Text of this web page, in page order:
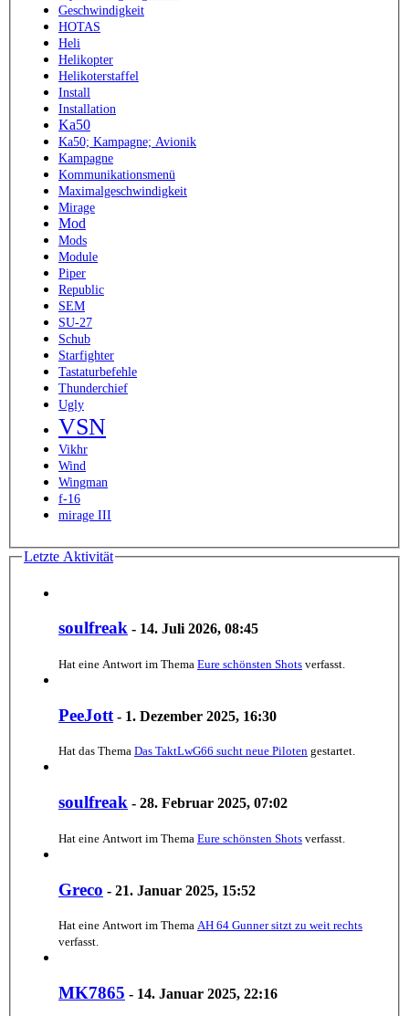
Geschwindigkeit
HOTAS
Heli
Helikopter
Helikoterstaffel
Install
Installation
Ka50
Ka50; Kampagne; Avionik
Kampagne
Kommunikationsmenü
Maximalgeschwindigkeit
Mirage
Mod
Mods
Module
Piper
Republic
SEM
SU-27
Schub
Starfighter
Tastaturbefehle
Thunderchief
Ugly
VSN
Vikhr
Wind
Wingman
f-16
mirage III
Letzte Aktivität
soulfreak - 14. Juli 2026, 08:45
Hat eine Antwort im Thema Eure schönsten Shots verfasst.
PeeJott - 1. Dezember 2025, 16:30
Hat das Thema Das TaktLwG66 sucht neue Piloten gestartet.
soulfreak - 28. Februar 2025, 07:02
Hat eine Antwort im Thema Eure schönsten Shots verfasst.
Greco - 21. Januar 2025, 15:52
Hat eine Antwort im Thema AH 64 Gunner sitzt zu weit rechts
verfasst.
MK7865 - 14. Januar 2025, 22:16